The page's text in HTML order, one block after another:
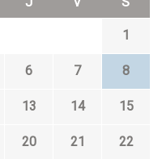
1
6 7 8
13 14 15
20 21 22